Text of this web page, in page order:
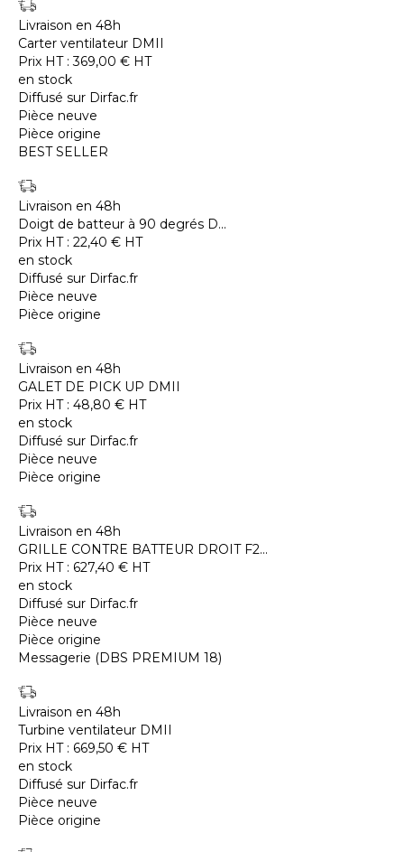
Livraison en 48h
Carter ventilateur DMII
Prix HT :369,00 € HT
en stock
Diffusé sur Dirfac.fr
Pièce neuve
Pièce origine
BEST SELLER
Livraison en 48h
Doigt de batteur à 90 degrés D...
Prix HT : 22,40 € HT
en stock
Diffusé sur Dirfac.fr
Pièce neuve
Pièce origine
Livraison en 48h
GALET DE PICK UP DMII
Prix HT : 48,80 € HT
en stock
Diffusé sur Dirfac.fr
Pièce neuve
Pièce origine
Livraison en 48h
GRILLE CONTRE BATTEUR DROIT F2...
Prix HT : 627,40 € HT
en stock
Diffusé sur Dirfac.fr
Pièce neuve
Pièce origine
Messagerie (DBS PREMIUM 18)
Livraison en 48h
Turbine ventilateur DMII
Prix HT : 669,50 € HT
en stock
Diffusé sur Dirfac.fr
Pièce neuve
Pièce origine